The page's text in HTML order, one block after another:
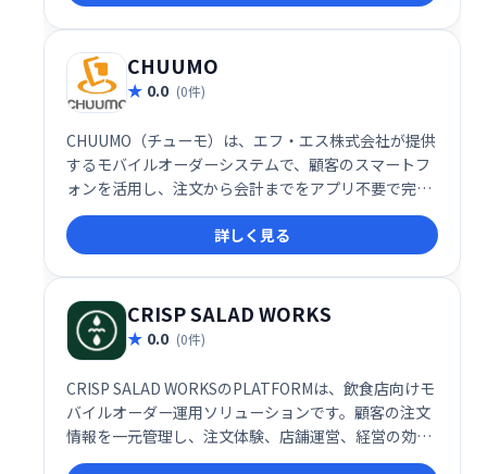
CHUUMO
0.0 (0件)
CHUUMO（チューモ）は、エフ・エス株式会社が提供
するモバイルオーダーシステムで、顧客のスマートフ
ォンを活用し、注文から会計までをアプリ不要で完結
できるのが特徴です。
詳しく見る
CRISP SALAD WORKS
0.0 (0件)
CRISP SALAD WORKSのPLATFORMは、飲食店向けモ
バイルオーダー運用ソリューションです。顧客の注文
情報を一元管理し、注文体験、店舗運営、経営の効率
化を支援します。蓄積されたデータは、顧客理解を深